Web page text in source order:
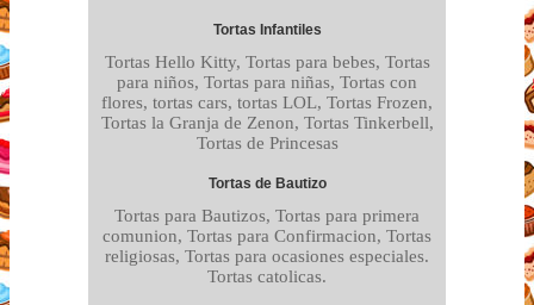
Tortas Infantiles
Tortas Hello Kitty, Tortas para bebes, Tortas
para niños, Tortas para niñas, Tortas con
flores, tortas cars, tortas LOL, Tortas Frozen,
Tortas la Granja de Zenon, Tortas Tinkerbell,
Tortas de Princesas
Tortas de Bautizo
Tortas para Bautizos, Tortas para primera
comunion, Tortas para Confirmacion, Tortas
religiosas, Tortas para ocasiones especiales.
Tortas catolicas.